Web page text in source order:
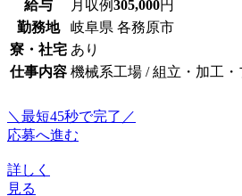
給与 月収例305,000円
勤務地
岐阜県 各務原市
寮・社宅 あり
仕事内容 機械系工場 / 組立・加工・
＼最短45秒で完了／
応募へ進む
詳しく
見る